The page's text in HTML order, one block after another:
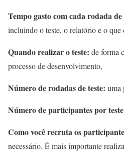
Tempo gasto com cada rodada de
incluindo o teste, o relatório e o que
Quando realizar o teste: de forma
processo de desenvolvimento,
Número de rodadas de teste: uma
Número de participantes por
Como você recruta os
necessário. É mais importante